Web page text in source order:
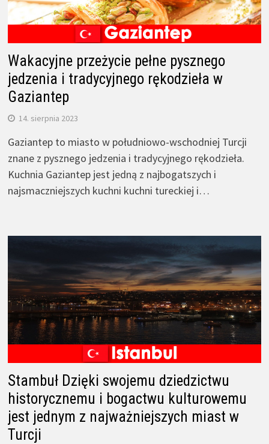
Wakacyjne przeżycie pełne pysznego
jedzenia i tradycyjnego rękodzieła w
Gaziantep
14. sierpnia 2023
Gaziantep to miasto w południowo-wschodniej Turcji
znane z pysznego jedzenia i tradycyjnego rękodzieła.
Kuchnia Gaziantep jest jedną z najbogatszych i
najsmaczniejszych kuchni kuchni tureckiej i…
Stambuł Dzięki swojemu dziedzictwu
historycznemu i bogactwu kulturowemu
jest jednym z najważniejszych miast w
Turcji